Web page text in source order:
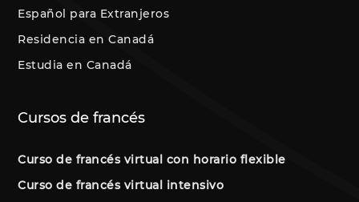
Español para Extranjeros
Residencia en Canadá
Estudia en Canadá
Cursos de francés
Curso de francés virtual con horario flexible
Curso de francés virtual intensivo